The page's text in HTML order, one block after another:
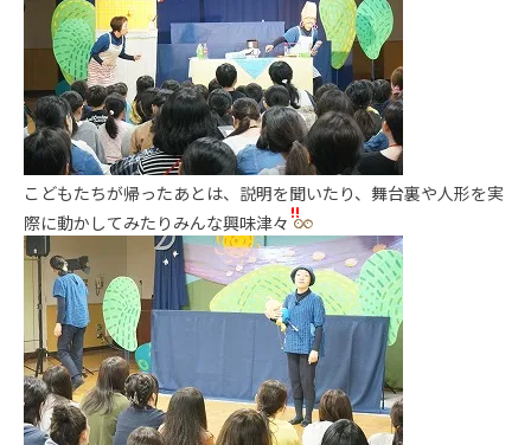
こどもたちが帰ったあとは、説明を聞いたり、舞台裏や人形を実
際に動かしてみたりみんな興味津々